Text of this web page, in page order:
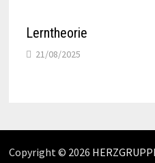
Lerntheorie
21/08/2025
Copyright © 2026